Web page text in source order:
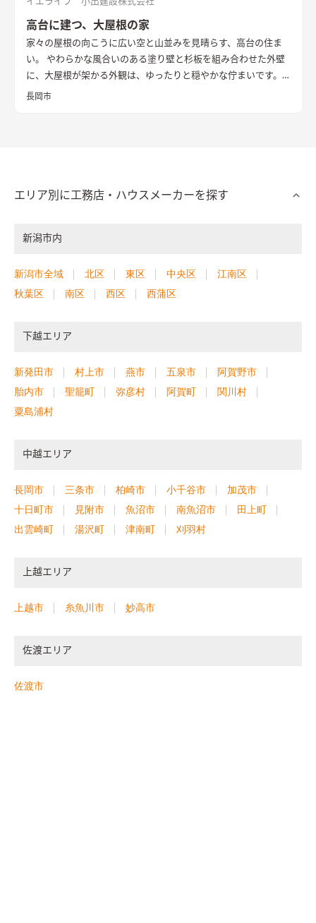
ッションの安心感を与える計画とした。
むと、たっぷりと日差しが差し込む約20畳のLDKが広がる。 ダ
イニングキッチンとリビングとで天井高さに変化をつけるとと
もに、南面の庭に面したリビングの掃き出し窓で一気に外への
開放感を与える事で、空間をより一層広く、そして豊かな雰囲気
保てるよう、太陽光シミュレーション検討や3Dパースなどで開
パブリックからプライベートな空間へと移り変わるように配置
リック。中間にLDK・階段。そして一番奥に洗面・脱衣・浴室・
ファミリークローゼットを配置した。 プライベート空間が奥に
という流れで家事動線の簡略にも効果を持っている。 家事動線
と時間が過ぎる日常になるような、そんな暮らしを想像した。
さらに2Fには各居室を計画するほかに、斜線制限により建物高
え、約6帖の小屋裏収納スペースとして利用し、これから将来的
形・写真アルバム・来客用の布団などをたっぷりと収納できる
高台に建つ、大屋根の家
家々の屋根の向こうに広い空と山並みを見晴らす、高台の住ま
い。 やわらかな風合いのある塗り壁と杉板を組み合わせた外壁
に、大屋根が架かる外観は、ゆったりと穏やかな佇まいです。
リビング・ダイニングは天井が高く、大きな家具を置いても楽
夕暮れ時には移りゆく西の空の色を眺めながら、楽しく、心地
重視しています。
長岡市
エリア別に工務店・ハウスメーカーを探す
新潟市内
新潟市全域 北区 東区 中央区
江南区
秋葉区
南区 西区 西蒲区
下越エリア
新発田市 村上市 燕市 五泉市
阿賀野市
胎内市
聖籠町 弥彦村 阿賀町
関川村
粟島浦村
中越エリア
長岡市 三条市 柏崎市 小千谷市
加茂市
十日町市
見附市 魚沼市 南魚沼市
田上町
出雲崎町
湯沢町 津南町 刈羽村
上越エリア
上越市 糸魚川市 妙高市
佐渡エリア
佐渡市